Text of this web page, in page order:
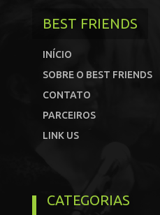
BEST FRIENDS
INÍCIO
SOBRE O BEST FRIENDS
CONTATO
PARCEIROS
LINK US
CATEGORIAS